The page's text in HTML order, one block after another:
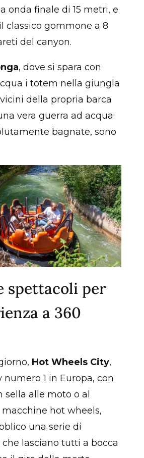
onda finale di 15 metri, e
classico gommone a 8
del canyon.
, dove si spara con
i totem nella giungla
della propria barca
vera guerra ad acqua:
bagnate, sono
spettacoli per
a 360
Hot Wheels City,
1 in Europa, con
sella alle moto o al
hot wheels,
una serie di
lasciano tutti a bocca